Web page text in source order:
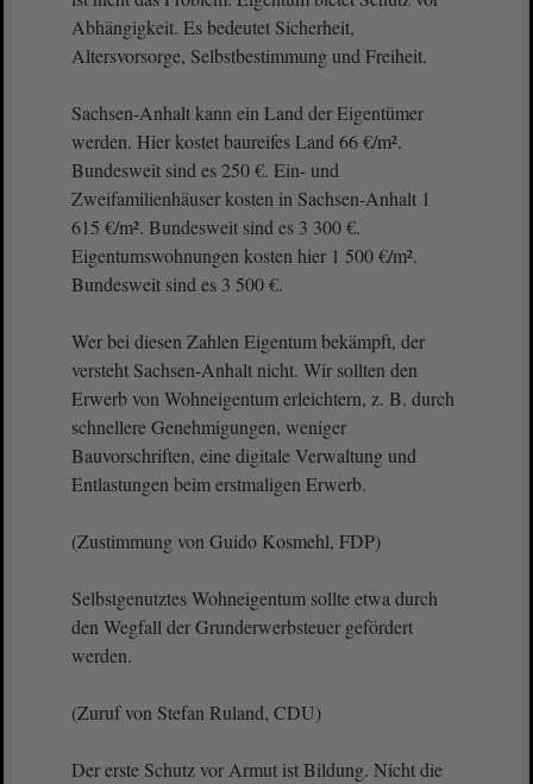
Abhängigkeit. Es bedeutet Sicherheit,
Altersvorsorge, Selbstbestimmung und Freiheit.
Sachsen-Anhalt kann ein Land der Eigentümer
werden. Hier kostet baureifes Land 66 €/m².
Bundesweit sind es 250 €. Ein- und
Zweifamilienhäuser kosten in Sachsen-Anhalt 1
615 €/m². Bundesweit sind es 3 300 €.
Eigentumswohnungen kosten hier 1 500 €/m².
Bundesweit sind es 3 500 €.
Wer bei diesen Zahlen Eigentum bekämpft, der
versteht Sachsen-Anhalt nicht. Wir sollten den
Erwerb von Wohneigentum erleichtern, z. B. durch
schnellere Genehmigungen, weniger
Bauvorschriften, eine digitale Verwaltung und
Entlastungen beim erstmaligen Erwerb.
(Zustimmung von Guido Kosmehl, FDP)
Selbstgenutztes Wohneigentum sollte etwa durch
den Wegfall der Grunderwerbsteuer gefördert
werden.
(Zuruf von Stefan Ruland, CDU)
Der erste Schutz vor Armut ist Bildung. Nicht die